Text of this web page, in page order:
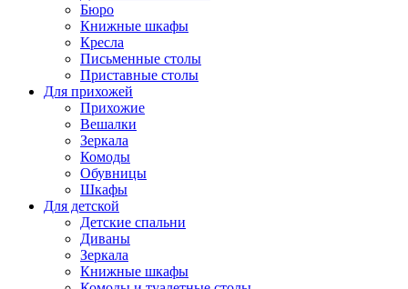
Бюро
Книжные шкафы
Кресла
Письменные столы
Приставные столы
Для прихожей
Прихожие
Вешалки
Зеркала
Комоды
Обувницы
Шкафы
Для детской
Детские спальни
Диваны
Зеркала
Книжные шкафы